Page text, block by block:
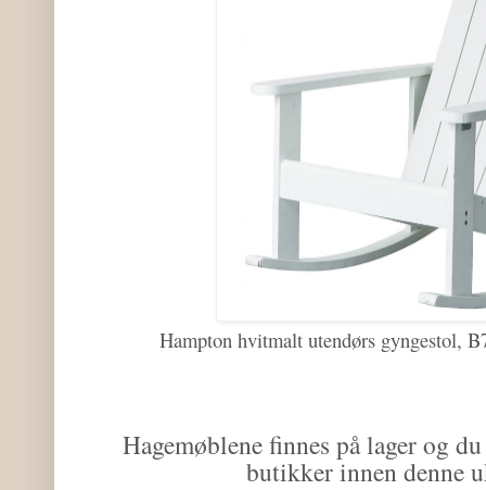
Hampton hvitmalt utendørs gyngestol,
Hagemøblene finnes på lager og
butikker innen denne